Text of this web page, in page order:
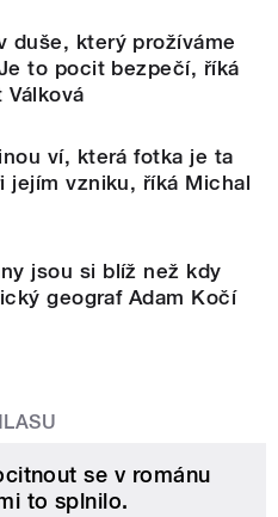
duše, který prožíváme
to pocit bezpečí, říká
Válková
ví, která fotka je ta
jejím vzniku, říká Michal
jsou si blíž než kdy
geograf Adam Kočí
se v románu
to splnilo.